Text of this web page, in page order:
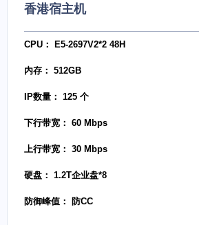
香港宿主机
CPU： E5-2697V2*2 48H
内存： 512GB
IP数量： 125 个
下行带宽： 60 Mbps
上行带宽： 30 Mbps
硬盘： 1.2T企业盘*8
防御峰值： 防CC